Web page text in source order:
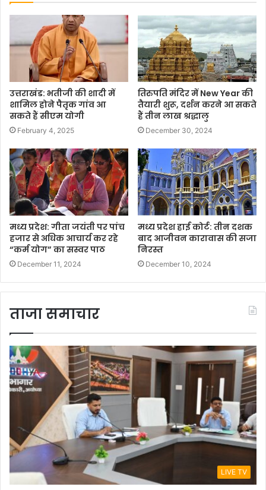
उत्तराखंड: भतीजी की शादी में
शामिल होने पैतृक गांव आ
सकते हैं सीएम योगी
February 4, 2025
तिरुपति मंदिर में New Year की
तैयारी शुरू, दर्शन करने आ सकते
हैं तीन लाख श्रद्धालु
December 30, 2024
मध्य प्रदेश: गीता जयंती पर पांच
हजार से अधिक आचार्य कर रहे
“कर्म योग” का सस्वर पाठ
December 11, 2024
मध्य प्रदेश हाई कोर्ट: तीन दशक
बाद आजीवन कारावास की सजा
निरस्त
December 10, 2024
ताजा समाचार
LIVE TV